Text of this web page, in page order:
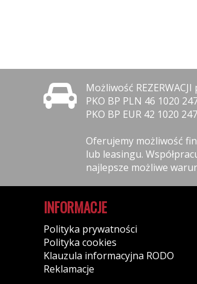
Możliwość REZERWACJI
PKO BP PLN 46 1020
PKO BP EUR 42 1020
Oferujemy możliwość
lub leasingu.
najlepsze możliwe
INFORMACJE
Polityka prywatności
Polityka cookies
Klauzula informacyjna RODO
Reklamacje